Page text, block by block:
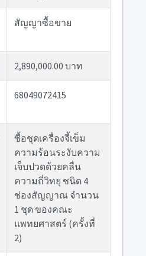
สัญญาซื้อขาย
2,890,000.00 บาท
68049072415
ซื้อชุดเครื่องจี้เข็ม
ความร้อนระงับความ
เจ็บปวดด้วยคลื่น
ความถี่วิทยุ ชนิด 4
ช่องสัญญาณ จำนวน
1 ชุด ของคณะ
แพทยศาสตร์ (ครั้งที่
2)